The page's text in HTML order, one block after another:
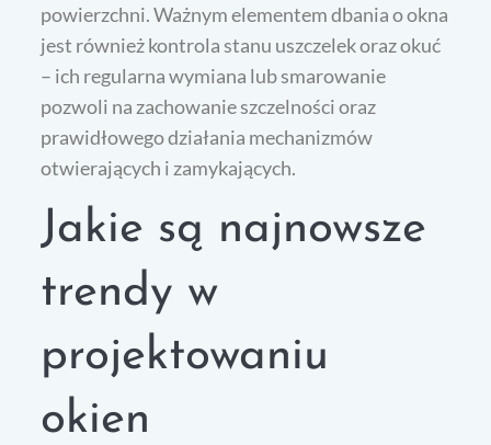
powierzchni. Ważnym elementem dbania o okna
jest również kontrola stanu uszczelek oraz okuć
– ich regularna wymiana lub smarowanie
pozwoli na zachowanie szczelności oraz
prawidłowego działania mechanizmów
otwierających i zamykających.
Jakie są najnowsze
trendy w
projektowaniu
okien